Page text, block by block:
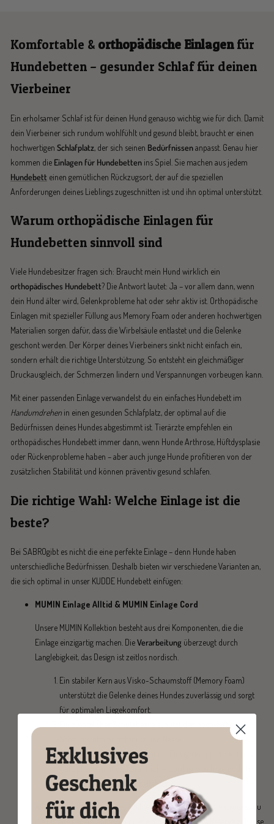
Komfortable & orthopädische Einlagenfür
Hundebetten – gesunder Schlaf für deinen
Vierbeiner
Ein erholsamer Schlaf ist für deinen Hund genauso wichtig wie für dich. Damit
dein Vierbeiner sich rundum wohlfühlt und gesund bleibt, braucht er einen
hochwertigen Schlafplatz, der sich seinen Bedürfnissenanpasst. Genau hier
kommen die Einlagen für Hundebetten ins Spiel. Sie machen aus jedem
Hundebett einen gemütlichen Rückzugsort, der auf die speziellen
Anforderungen deines Lieblings zugeschnitten ist und ihn optimal unterstützt.
Warum orthopädische Einlagen für
Hundebetten sinnvoll sind
Viele Hundebesitzer fragen sich: Braucht mein Hund wirklich ein
orthopädisches Hundebett? Die Antwort lautet: Ja – vor allem dann, wenn
dein Hund älter wird, Gelenkprobleme hat oder sehr aktiv ist. Orthopädische
Einlagen mit spezieller Füllung aus Memory Foam oder anderen hochwertigen
Materialien sorgen dafür, dass die Wirbelsäule entlastet und die Gelenke
geschont werden. Der Körper deines Vierbeiners sinkt nicht einfach ein,
sondern erhält die richtige Unterstützung. So entsteht ein gleichmäßiger
Druckausgleich, der Schmerzen lindern und Verspannungen vorbeugen kann.
Mit einer passenden Einlage verwandelst du ein einfaches Hundebett im
Handumdrehen in einen gesunden Schlafplatz, der optimal auf die
Bedürfnissen deines Hundes abgestimmt ist. Tierärzte empfehlen ein
orthopädisches Hundebett immer dann, wenn Hunde Arthrose, Hüftdysplasie
oder Rückenprobleme haben – aber auch junge Hunde profitieren von der
zusätzlichen Stabilität und können präventiv gesund schlafen.
Die richtige Wahl: Welche Einlage ist die
beste?
Bei SABROgibt es nicht die eine perfekte Einlage – denn Hunde haben
unterschiedliche Bedürfnissen. Deshalb bieten wir verschiedene Varianten an,
die sich optimal in unser KUDDE Hundebett einfügen:
MUMIN Einlage Alltid & MUMIN Einlage Cord
Unsere MUMIN Kollektion besteht aus drei Komponenten, die die
Einlage einzigartig machen. DieVerarbeitung überzeugt durch
Langlebigkeit, das Design ist zeitlos nordisch.
Ein stabiler Kern aus Visko-Schaumstoff (Memory Foam)
unterstützt die Gelenke deines Hundes zuverlässig und sorgt
für optimalen Liegekomfort.
Ein zusätzlicher Schutzbezug schützt den hochwertigen
Der Bezug deiner Wahl macht die Einlage komplett: Alltid ist
und sorgt für mehr Kuschelfaktor.
Alle Wechselbezügegibt es auch einzeln zum Nachkaufen, sodass du
die Einlage flexibel anpassen oder ein paar Bezüge als Reserve zuhause